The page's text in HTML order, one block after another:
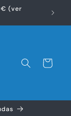
(ver
Carrito